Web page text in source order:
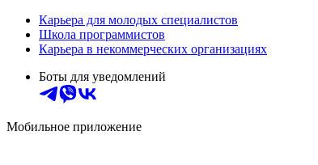
Карьера для молодых специалистов
Школа программистов
Карьера в некоммерческих организациях
Боты для уведомлений
Мобильное приложение